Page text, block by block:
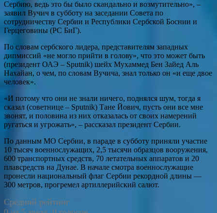
Сербию, ведь это бы было скандально и возмутительно», –
заявил Вучич в субботу на заседании Совета по
сотрудничеству Сербии и Республики Сербской Боснии и
Герцеговины (РС БиГ).
По словам сербского лидера, представителям западных
дипмиссий «не могло прийти в голову», что это может быть
(президент ОАЭ – Sputnik) шейх Мухаммед Бен Зайед Аль
Нахайан, о чем, по словам Вучича, знал только он «и еще двое
человек».
«И потому что они не знали ничего, поднялся шум, тогда я
сказал (советнице – Sputnik) Тане Йович, пусть они все мне
звонят, и половина из них отказалась от своих намерений
ругаться и угрожать», – рассказал президент Сербии.
По данным МО Сербии, в параде в субботу приняли участие
10 тысяч военнослужащих, 2,5 тысячи образцов вооружения,
600 транспортных средств, 70 летательных аппаратов и 20
плавсредств на Дунае. В начале смотра военнослужащие
пронесли национальный флаг Сербии рекордной длины —
300 метров, прогремел артиллерийский салют.
Средний рейтинг